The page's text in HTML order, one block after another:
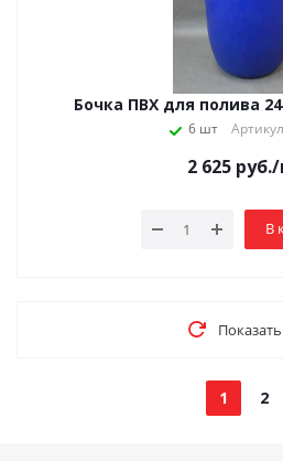
Бочка ПВХ для полива
6 шт
2 625 руб./
В
1 2